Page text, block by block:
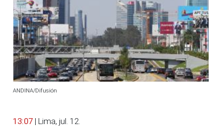
ANDINA/Difusión
13:07 | Lima, jul. 12.